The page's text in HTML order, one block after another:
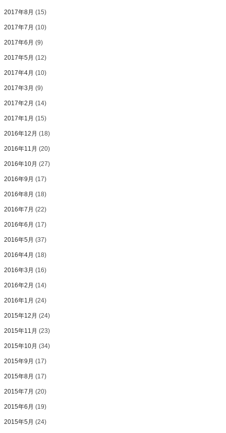
2017年8月 (15)
2017年7月 (10)
2017年6月 (9)
2017年5月 (12)
2017年4月 (10)
2017年3月 (9)
2017年2月 (14)
2017年1月 (15)
2016年12月 (18)
2016年11月 (20)
2016年10月 (27)
2016年9月 (17)
2016年8月 (18)
2016年7月 (22)
2016年6月 (17)
2016年5月 (37)
2016年4月 (18)
2016年3月 (16)
2016年2月 (14)
2016年1月 (24)
2015年12月 (24)
2015年11月 (23)
2015年10月 (34)
2015年9月 (17)
2015年8月 (17)
2015年7月 (20)
2015年6月 (19)
2015年5月 (24)